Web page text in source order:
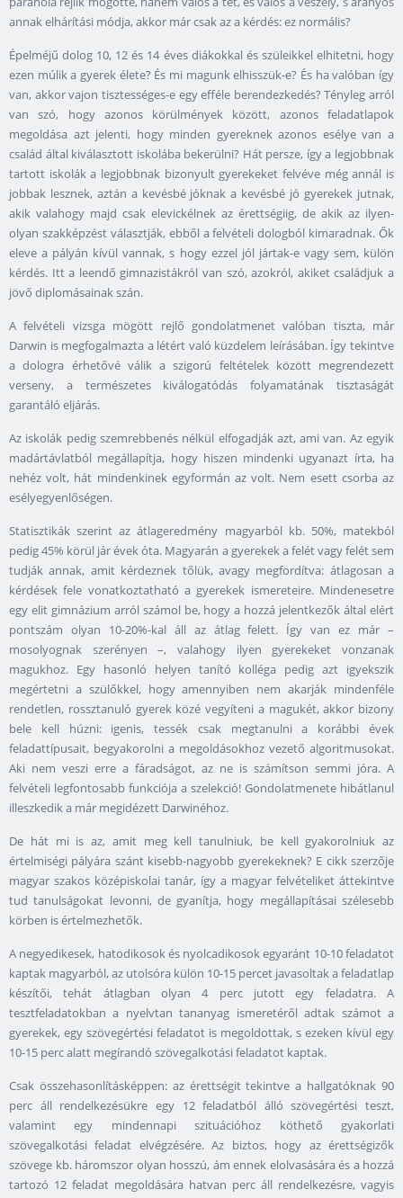
annak elhárítási módja, akkor már csak az a kérdés: ez normális?
Épelméjű dolog 10, 12 és 14 éves diákokkal és szüleikkel elhitetni, hogy
ezen múlik a gyerek élete? És mi magunk elhisszük-e? És ha valóban így
van, akkor vajon tisztességes-e egy efféle berendezkedés? Tényleg arról
van szó, hogy azonos körülmények között, azonos feladatlapok
megoldása azt jelenti, hogy minden gyereknek azonos esélye van a
család által kiválasztott iskolába bekerülni? Hát persze, így a legjobbnak
tartott iskolák a legjobbnak bizonyult gyerekeket felvéve még annál is
jobbak lesznek, aztán a kevésbé jóknak a kevésbé jó gyerekek jutnak,
akik valahogy majd csak elevickélnek az érettségiig, de akik az ilyen-
olyan szakképzést választják, ebből a felvételi dologból kimaradnak. Ők
eleve a pályán kívül vannak, s hogy ezzel jól jártak-e vagy sem, külön
kérdés. Itt a leendő gimnazistákról van szó, azokról, akiket családjuk a
jövő diplomásainak szán.
A felvételi vizsga mögött rejlő gondolatmenet valóban tiszta, már
Darwin is megfogalmazta a létért való küzdelem leírásában. Így tekintve
a dologra érhetővé válik a szigorú feltételek között megrendezett
verseny, a természetes kiválogatódás folyamatának tisztaságát
garantáló eljárás.
Az iskolák pedig szemrebbenés nélkül elfogadják azt, ami van. Az egyik
madártávlatból megállapítja, hogy hiszen mindenki ugyanazt írta, ha
nehéz volt, hát mindenkinek egyformán az volt. Nem esett csorba az
esélyegyenlőségen.
Statisztikák szerint az átlageredmény magyarból kb. 50%, matekból
pedig 45% körül jár évek óta. Magyarán a gyerekek a felét vagy felét sem
tudják annak, amit kérdeznek tőlük, avagy megfordítva: átlagosan a
kérdések fele vonatkoztatható a gyerekek ismereteire. Mindenesetre
egy elit gimnázium arról számol be, hogy a hozzá jelentkezők által elért
pontszám olyan 10-20%-kal áll az átlag felett. Így van ez már –
mosolyognak szerényen –, valahogy ilyen gyerekeket vonzanak
magukhoz. Egy hasonló helyen tanító kolléga pedig azt igyekszik
megértetni a szülőkkel, hogy amennyiben nem akarják mindenféle
rendetlen, rossztanuló gyerek közé vegyíteni a magukét, akkor bizony
bele kell húzni: igenis, tessék csak megtanulni a korábbi évek
feladattípusait, begyakorolni a megoldásokhoz vezető algoritmusokat.
Aki nem veszi erre a fáradságot, az ne is számítson semmi jóra. A
felvételi legfontosabb funkciója a szelekció! Gondolatmenete hibátlanul
illeszkedik a már megidézett Darwinéhoz.
De hát mi is az, amit meg kell tanulniuk, be kell gyakorolniuk az
értelmiségi pályára szánt kisebb-nagyobb gyerekeknek? E cikk szerzője
magyar szakos középiskolai tanár, így a magyar felvételiket áttekintve
tud tanulságokat levonni, de gyanítja, hogy megállapításai szélesebb
körben is értelmezhetők.
A negyedikesek, hatodikosok és nyolcadikosok egyaránt 10-10 feladatot
kaptak magyarból, az utolsóra külön 10-15 percet javasoltak a feladatlap
készítői, tehát átlagban olyan 4 perc jutott egy feladatra. A
tesztfeladatokban a nyelvtan tananyag ismeretéről adtak számot a
gyerekek, egy szövegértési feladatot is megoldottak, s ezeken kívül egy
10-15 perc alatt megírandó szövegalkotási feladatot kaptak.
Csak összehasonlításképpen: az érettségit tekintve a hallgatóknak 90
perc áll rendelkezésükre egy 12 feladatból álló szövegértési teszt,
valamint egy mindennapi szituációhoz köthető gyakorlati
szövegalkotási feladat elvégzésére. Az biztos, hogy az érettségizők
szövege kb. háromszor olyan hosszú, ám ennek elolvasására és a hozzá
tartozó 12 feladat megoldására hatvan perc áll rendelkezésre, vagyis